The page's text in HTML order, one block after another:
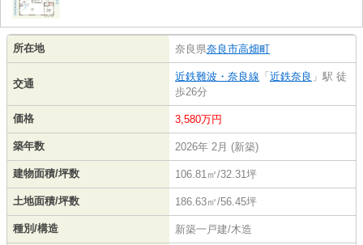
所在地 奈良県奈良市高畑町
交通
近鉄難波・奈良線 「 近鉄奈良 」駅 徒
歩26分
価格 3,580万円
築年数 2026年 2月 (新築)
建物面積/坪数 106.81㎡/32.31坪
土地面積/坪数 186.63㎡/56.45坪
種別/構造 新築一戸建/木造